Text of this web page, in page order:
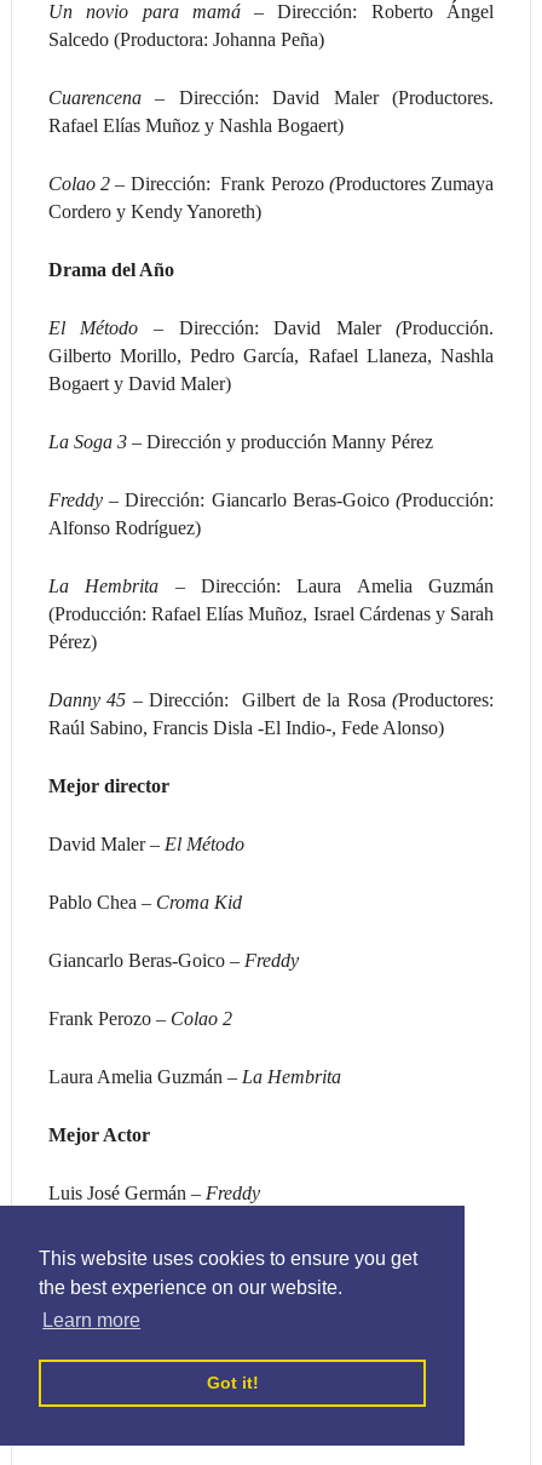
This website uses cookies to ensure you get
the best experience on our website.
Learn more
Got it!
Un novio para mamá –Dirección: Roberto Ángel
Salcedo (Productora: Johanna Peña)
Cuarencena – Dirección: David Maler (Productores.
Rafael Elías Muñoz y Nashla Bogaert)
Colao 2 – Dirección: Frank Perozo(Productores Zumaya
Cordero y Kendy Yanoreth)
Drama del Año
El Método – Dirección: David Maler(Producción.
Gilberto Morillo, Pedro García, Rafael Llaneza, Nashla
Bogaert y David Maler)
La Soga 3 – Dirección y producción Manny Pérez
Freddy –Dirección: Giancarlo Beras-Goico(Producción:
Alfonso Rodríguez)
La Hembrita – Dirección: Laura Amelia Guzmán
(Producción: Rafael Elías Muñoz, Israel Cárdenas y Sarah
Pérez)
Danny 45 –Dirección: Gilbert de la Rosa (Productores:
Raúl Sabino, Francis Disla -El Indio-, Fede Alonso)
Mejor director
David Maler – El Método
Pablo Chea – Croma Kid
Giancarlo Beras-Goico – Freddy
Frank Perozo – Colao 2
Laura Amelia Guzmán – La Hembrita
Mejor Actor
Luis José Germán – Freddy
Ramón Emilio Candelario – Danny 45
Manny Pérez –Colao 2